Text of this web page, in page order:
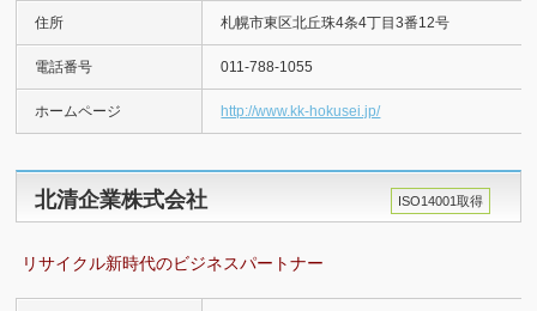
住所 札幌市東区北丘珠4条4丁目3番12号
電話番号 011-788-1055
ホームページ http://www.kk-hokusei.jp/
北清企業株式会社 ISO14001取得
リサイクル新時代のビジネスパートナー